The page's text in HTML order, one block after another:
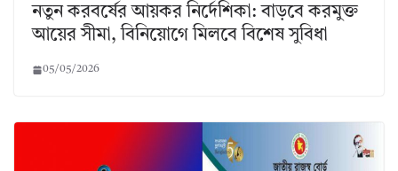
নতুন করবর্ষের আয়কর নির্দেশিকা: বাড়বে করমুক্ত
আয়ের সীমা, বিনিয়োগে মিলবে বিশেষ সুবিধা
05/05/2026